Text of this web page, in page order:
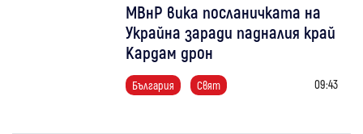
МВнР вика посланичката на
Украйна заради падналия край
Кардам дрон
България Свят 09:43